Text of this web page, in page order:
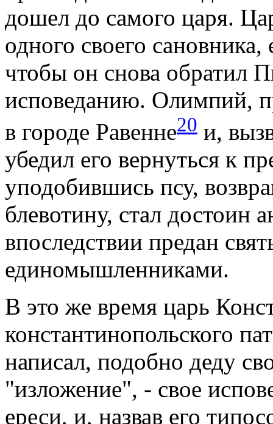
дошел до самого царя.
одного своего
чтобы он снова обратил
исповеданию. Олимпий,
в городе Равенне20 и,
убедил его вернуться к
уподобившись псу,
блевотину, стал достоин
впоследствии предан
единомышленниками.
В это же время царь
константинопольского
написал, подобно деду
"изложение", - свое
ереси, и, назвав его